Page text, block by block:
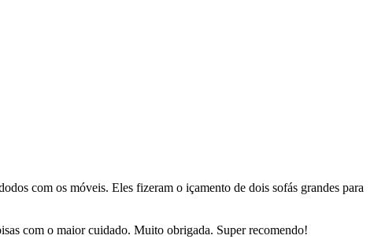
com os móveis. Eles fizeram o içamento de dois sofás grandes para
com o maior cuidado. Muito obrigada. Super recomendo!